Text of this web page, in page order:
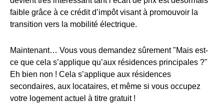
faible grâce à ce crédit d’impôt visant à promouvoir la
transition vers la mobilité électrique.
Maintenant… Vous vous demandez sûrement "Mais est-
ce que cela s’applique qu’aux résidences principales ?"
Eh bien non ! Cela s’applique aux résidences
secondaires, aux locataires, et même si vous occupez
votre logement actuel à titre gratuit !